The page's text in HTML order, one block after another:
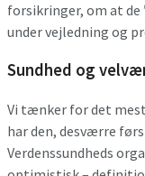
forsikringer, om at de
under vejledning og
Sundhed og
Vi tænker for det
har den, desværre
Verdenssundheds